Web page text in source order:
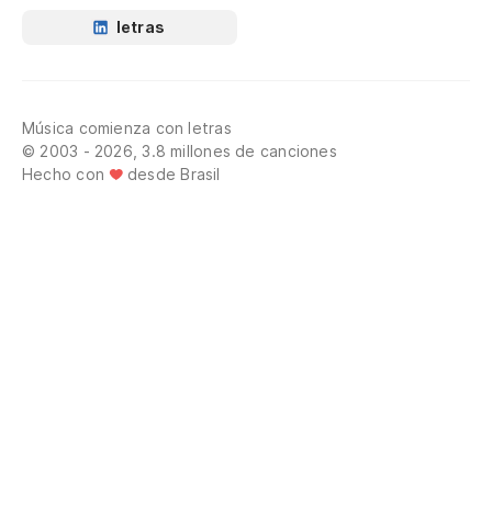
letras
Música comienza con letras
© 2003 - 2026, 3.8 millones de canciones
Hecho con
desde Brasil